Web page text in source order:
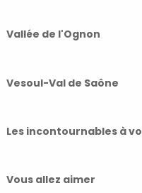
Vallée de l'Ognon
Vesoul-Val de Saône
Les incontournables à
Vous allez aimer